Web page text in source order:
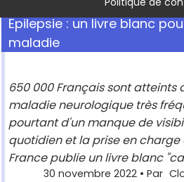
Epilepsie : un livre blanc
maladie
650 000 Français sont atteints
maladie neurologique très
pourtant d'un manque de
quotidien et la prise en charge
France publie un livre blanc
30 novembre 2022 • Par